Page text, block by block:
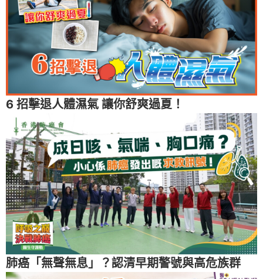
6 招擊退人體濕氣 讓你舒爽過夏！
肺癌「無聲無息」？認清早期警號與高危族群